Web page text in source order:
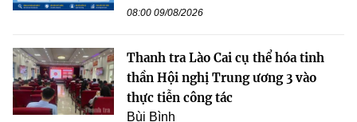
08:00 09/08/2026
Thanh tra Lào Cai cụ thể hóa tinh
thần Hội nghị Trung ương 3 vào
thực tiễn công tác
Bùi Bình